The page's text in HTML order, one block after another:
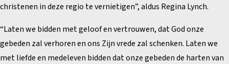
christenen in deze regio te vernietigen”, aldus Regina Lynch.
“Laten we bidden met geloof en vertrouwen, dat God onze
gebeden zal verhoren en ons Zijn vrede zal schenken. Laten we
met liefde en medeleven bidden dat onze gebeden de harten van